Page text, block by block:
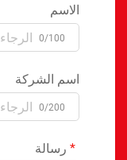
الاسم
0/100
اسم الشركة
0/200
رسالة